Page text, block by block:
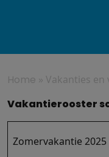
Home » Vakanties en
Vakantierooster
Zomervakantie 2025